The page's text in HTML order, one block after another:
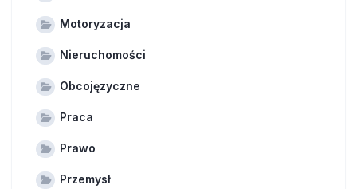
Motoryzacja
Nieruchomości
Obcojęzyczne
Praca
Prawo
Przemysł